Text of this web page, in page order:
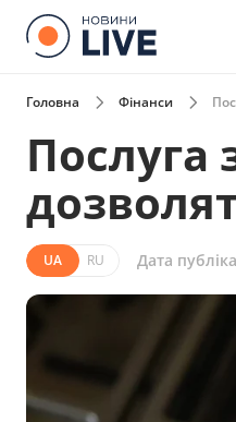
Головна Фінанси
Послуга
UA RU Дата